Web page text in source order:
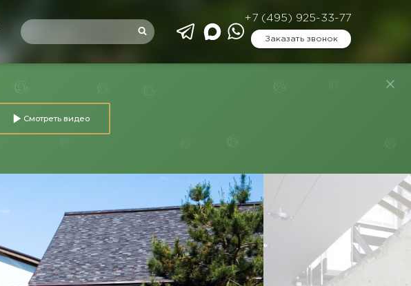
+7 (495) 925-33-77
Заказать звонок
Смотреть видео